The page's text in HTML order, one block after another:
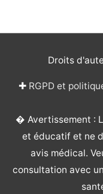
Droits
✚ RGPD et
� Avertissement :
et éducatif et ne
avis médical.
consultation avec